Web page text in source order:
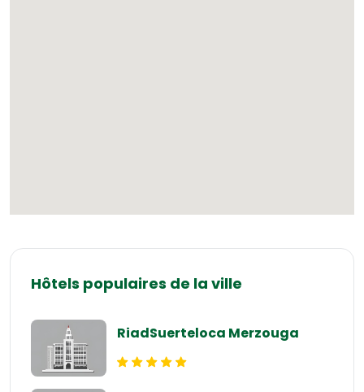
Hôtels populaires de la ville
RiadSuerteloca Merzouga